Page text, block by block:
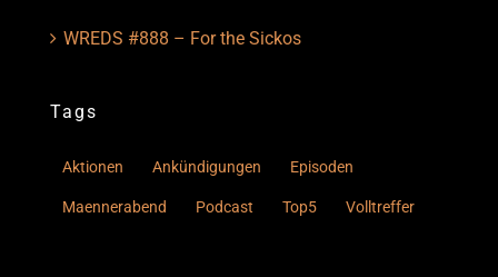
WREDS #888 – For the Sickos
Tags
Aktionen Ankündigungen Episoden
Maennerabend Podcast Top5 Volltreffer